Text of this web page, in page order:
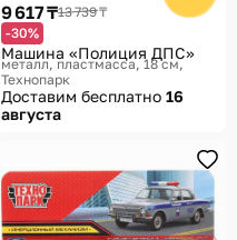
9 617 ₸13 739 ₸
-30%
Машина «Полиция ДПС»
металл, пластмасса, 18 см
Технопарк
Доставим бесплатно 16
августа